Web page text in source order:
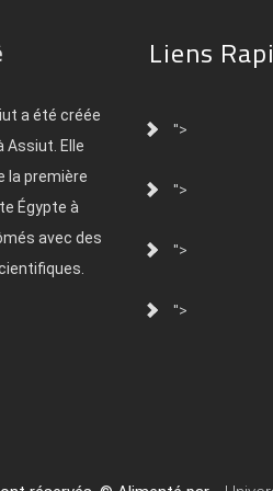
a été créée
Assiut. Elle
la première
Égypte à
avec des
Liens
">
">
">
">